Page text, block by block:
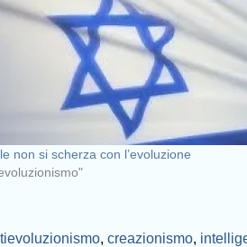
non si scherza con l’evoluzione
, creazionismo,